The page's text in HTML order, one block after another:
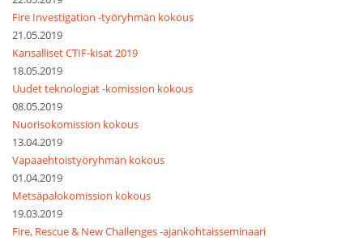
Fire Investigation -työryhmän kokous
21.05.2019
Kansalliset CTIF-kisat 2019
18.05.2019
Uudet teknologiat -komission kokous
08.05.2019
Nuorisokomission kokous
13.04.2019
Vapaaehtoistyöryhmän kokous
01.04.2019
Metsäpalokomission kokous
19.03.2019
Fire, Rescue & New Challenges -ajankohtaisseminaari